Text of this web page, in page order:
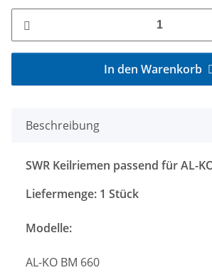
In den Warenkorb
Beschreibung
SWR Keilriemen passend für AL-
Liefermenge: 1 Stück
Modelle:
AL-KO BM 660